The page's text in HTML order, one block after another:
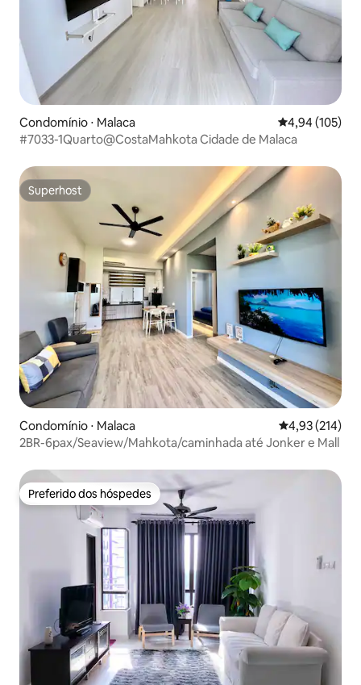
Condomínio ⋅ Malaca 4,94 de uma
4,94 (105)
#7033-1Quarto@CostaMahkota Cidade de Malaca
Superhost
Superhost
Condomínio ⋅ Malaca 4,93 de uma
4,93 (214)
2BR-6pax/Seaview/Mahkota/caminhada até Jonker e Mall
Preferido dos hóspedes
Preferido dos hóspedes